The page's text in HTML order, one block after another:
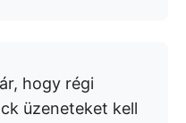
hogy régi
üzeneteket kell